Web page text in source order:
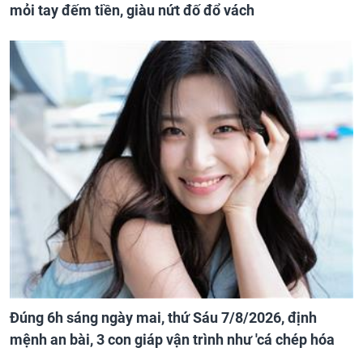
mỏi tay đếm tiền, giàu nứt đố đổ vách
Đúng 6h sáng ngày mai, thứ Sáu 7/8/2026, định
mệnh an bài, 3 con giáp vận trình như 'cá chép hóa